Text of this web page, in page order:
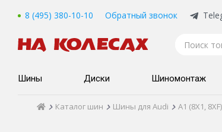
8 (495) 380-10-10 Обратный звонок
Шины Диски Шиномонтаж
Каталог шин Шины для Audi A1 (8X1, 8XF)